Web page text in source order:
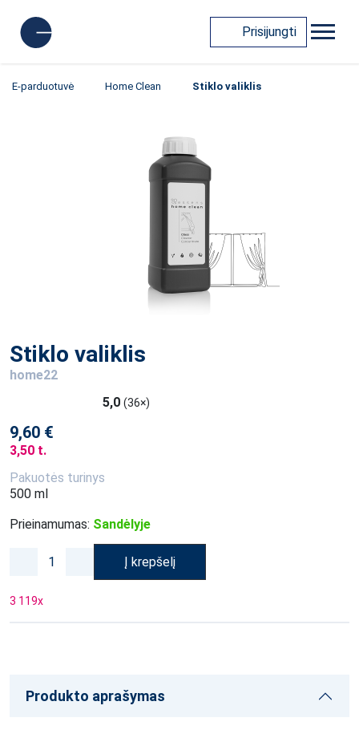
Prisijungti
E-parduotuvė Home Clean Stiklo valiklis
Stiklo valiklis
home22
5,0 (36×)
9,60 €
3,50 t.
Pakuotės turinys
500 ml
Prieinamumas: Sandėlyje
Į krepšelį
3 119x
Produkto aprašymas